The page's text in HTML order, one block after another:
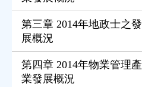
第三章 2014年地政士之發
展概況
第四章 2014年物業管理產
業發展概況